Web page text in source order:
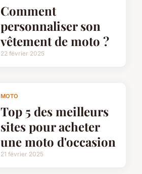
Comment
personnaliser son
vêtement de moto ?
22 février 2025
MOTO
Top 5 des meilleurs
sites pour acheter
une moto d'occasion
21 février 2025